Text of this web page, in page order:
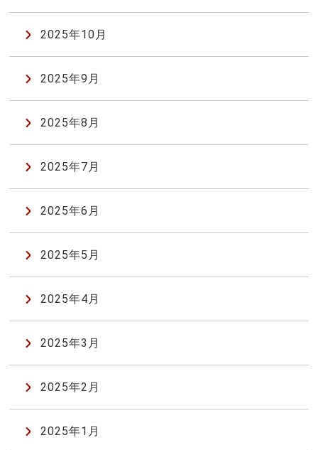
2025年10月
2025年9月
2025年8月
2025年7月
2025年6月
2025年5月
2025年4月
2025年3月
2025年2月
2025年1月